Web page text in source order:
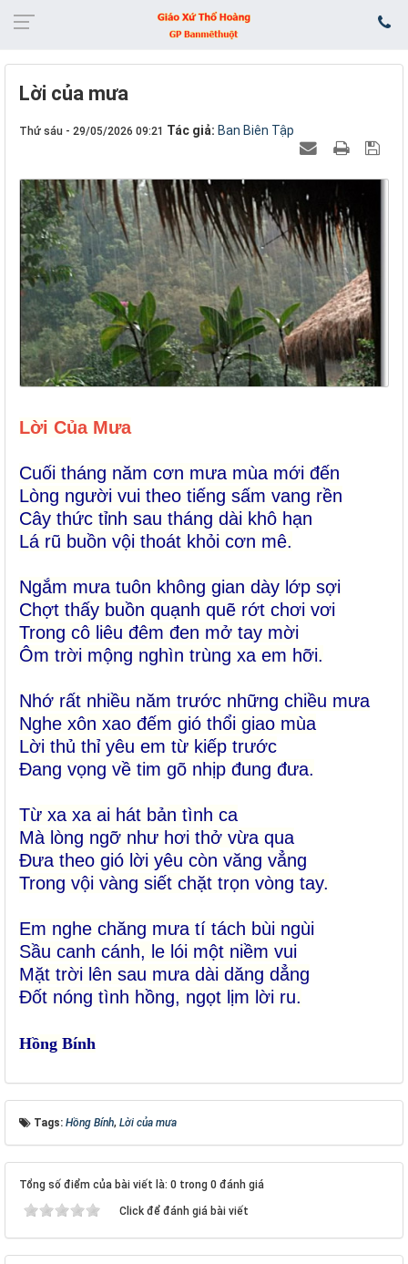
Lời của mưa
Thứ sáu - 29/05/2026 09:21 Tác giả: Ban Biên Tập
Lời Của Mưa
Cuối tháng năm cơn mưa mùa mới đến
Lòng người vui theo tiếng sấm vang rền
Cây thức tỉnh sau tháng dài khô hạn
Lá rũ buồn vội thoát khỏi cơn mê.
Ngắm mưa tuôn không gian dày lớp sợi
Chợt thấy buồn quạnh quẽ rớt chơi vơi
Trong cô liêu đêm đen mở tay mời
Ôm trời mộng nghìn trùng xa em hỡi.
Nhớ rất nhiều năm trước những chiều mưa
Nghe xôn xao đếm gió thổi giao mùa
Lời thủ thỉ yêu em từ kiếp trước
Đang vọng về tim gõ nhịp đung đưa.
Từ xa xa ai hát bản tình ca
Mà lòng ngỡ như hơi thở vừa qua
Đưa theo gió lời yêu còn văng vẳng
Trong vội vàng siết chặt trọn vòng tay.
Em nghe chăng mưa tí tách bùi ngùi
Sầu canh cánh, le lói một niềm vui
Mặt trời lên sau mưa dài dăng dẳng
Đốt nóng tình hồng, ngọt lịm lời ru.
Hồng Bính
Tags: Hồng Bính, Lời của mưa
Tổng số điểm của bài viết là: 0 trong 0 đánh giá
Click để đánh giá bài viết